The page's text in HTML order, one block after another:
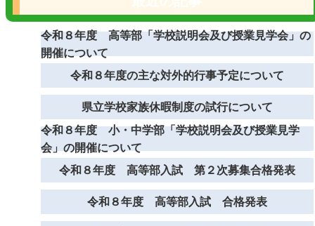
令和８年度 高等部「学校説明会及び授業見学会」の
開催について
令和８年度の主な対外的行事予定について
県立学校家族休暇制度の試行について
令和８年度 小・中学部「学校説明会及び授業見学
会」の開催について
令和８年度 高等部入試 第２次募集合格発表
令和８年度 高等部入試 合格発表